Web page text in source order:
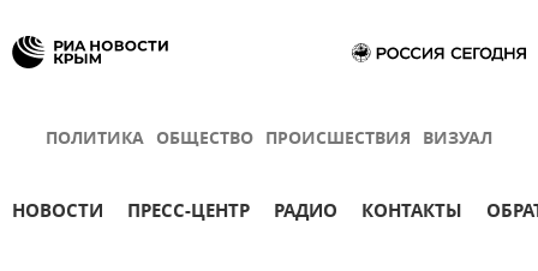
ПОЛИТИКА ОБЩЕСТВО ПРОИСШЕСТВИЯ ВИЗУАЛ
НОВОСТИ ПРЕСС-ЦЕНТР РАДИО КОНТАКТЫ